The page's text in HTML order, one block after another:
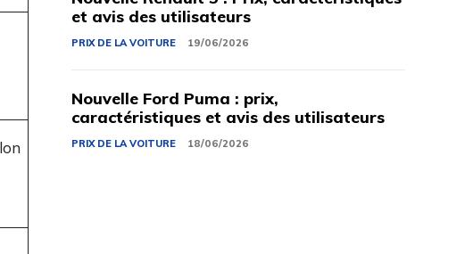
et avis des utilisateurs
PRIX ​​DE LA VOITURE 19/06/2026
Nouvelle Ford Puma : prix,
caractéristiques et avis des utilisateurs
PRIX ​​DE LA VOITURE 18/06/2026